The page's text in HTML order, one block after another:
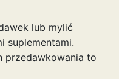
lub mylić
suplementami.
przedawkowania to